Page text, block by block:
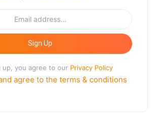
Sign Up
up, you agree to our Privacy Policy
agree to the terms & conditions